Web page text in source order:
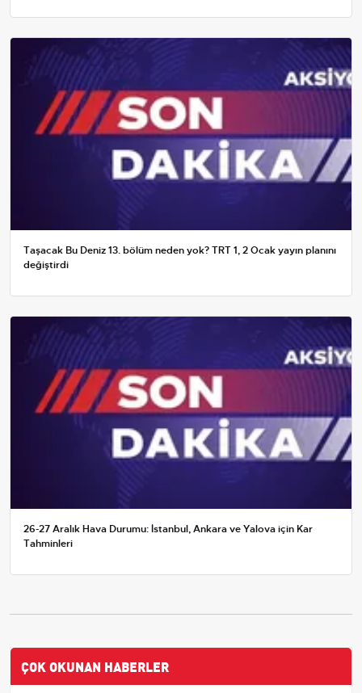
Taşacak Bu Deniz 13. bölüm neden yok? TRT 1, 2 Ocak yayın planını
değiştirdi
26-27 Aralık Hava Durumu: İstanbul, Ankara ve Yalova için Kar
Tahminleri
ÇOK OKUNAN HABERLER